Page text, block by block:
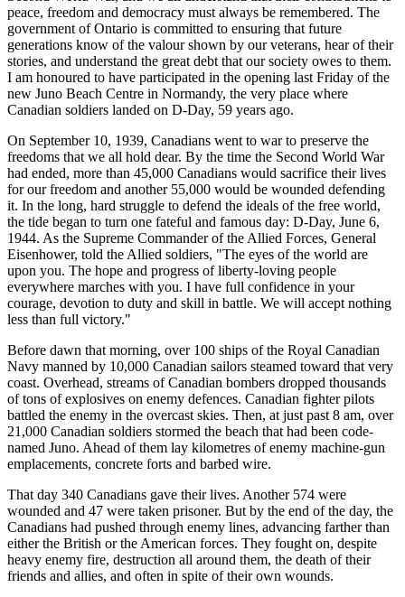
peace, freedom and democracy must always be remembered. The
government of Ontario is committed to ensuring that future
generations know of the valour shown by our veterans, hear of their
stories, and understand the great debt that our society owes to them.
I am honoured to have participated in the opening last Friday of the
new Juno Beach Centre in Normandy, the very place where
Canadian soldiers landed on D-Day, 59 years ago.
On September 10, 1939, Canadians went to war to preserve the
freedoms that we all hold dear. By the time the Second World War
had ended, more than 45,000 Canadians would sacrifice their lives
for our freedom and another 55,000 would be wounded defending
it. In the long, hard struggle to defend the ideals of the free world,
the tide began to turn one fateful and famous day: D-Day, June 6,
1944. As the Supreme Commander of the Allied Forces, General
Eisenhower, told the Allied soldiers, "The eyes of the world are
upon you. The hope and progress of liberty-loving people
everywhere marches with you. I have full confidence in your
courage, devotion to duty and skill in battle. We will accept nothing
less than full victory."
Before dawn that morning, over 100 ships of the Royal Canadian
Navy manned by 10,000 Canadian sailors steamed toward that very
coast. Overhead, streams of Canadian bombers dropped thousands
of tons of explosives on enemy defences. Canadian fighter pilots
battled the enemy in the overcast skies. Then, at just past 8 am, over
21,000 Canadian soldiers stormed the beach that had been code-
named Juno. Ahead of them lay kilometres of enemy machine-gun
emplacements, concrete forts and barbed wire.
That day 340 Canadians gave their lives. Another 574 were
wounded and 47 were taken prisoner. But by the end of the day, the
Canadians had pushed through enemy lines, advancing farther than
either the British or the American forces. They fought on, despite
heavy enemy fire, destruction all around them, the death of their
friends and allies, and often in spite of their own wounds.